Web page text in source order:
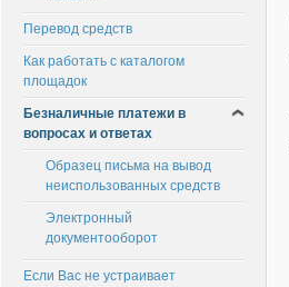
Перевод средств
Как работать с каталогом
площадок
Безналичные платежи в
вопросах и ответах
Образец письма на вывод
неиспользованных средств
Электронный
документооборот
Если Вас не устраивает